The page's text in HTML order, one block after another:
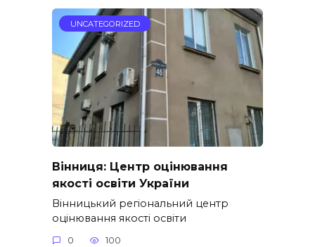
UNCATEGORIZED
Вінниця: Центр оцінювання
якості освіти України
Вінницький регіональний центр
оцінювання якості освіти
0 100